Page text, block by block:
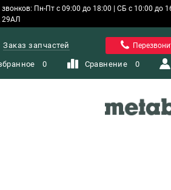
Пн-Пт с 09:00 до 18:00 | СБ с 10:00 до
29АЛ
Заказ запчастей
0 Сравнение 0